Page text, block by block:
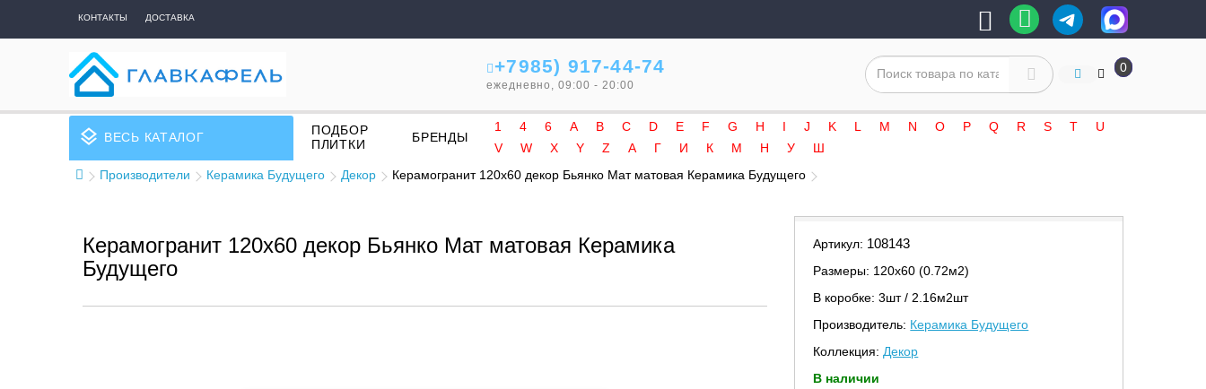
КОНТАКТЫ ДОСТАВКА
+7985) 917-44-74
ежедневно, 09:00 - 20:00
0
layers ВЕСЬ КАТАЛОГ
ПОДБОР
ПЛИТКИ
БРЕНДЫ
1 4 6 A B C D E F G H I J K L M N O P Q R S T
U
V
W X Y Z А Г И К М Н У
Ш
Производители
Керамика Будущего Декор Керамогранит 120x60 декор Бьянко Мат матовая Керамика Будущего
Керамогранит 120x60 декор Бьянко Мат матовая Керамика
Будущего
Артикул: 108143
Размеры: 120х60 (0.72м2)
В коробке: 3шт / 2.16м2шт
Производитель: Керамика Будущего
Коллекция: Декор
В наличии